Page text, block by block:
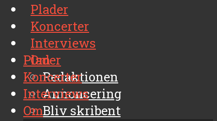
Plader
Koncerter
Interviews
Om
Redaktionen
Annoncering
Bliv skribent
Plader
Koncerter
Interviews
Om